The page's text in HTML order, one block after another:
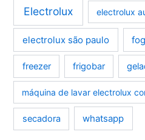
Electrolux electrolux
electrolux são paulo
freezer frigobar
máquina de lavar electrolux
secadora whatsapp